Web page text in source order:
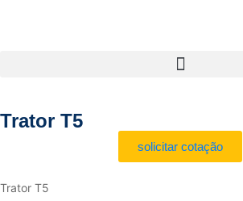
Trator T5
solicitar cotação
Trator T5